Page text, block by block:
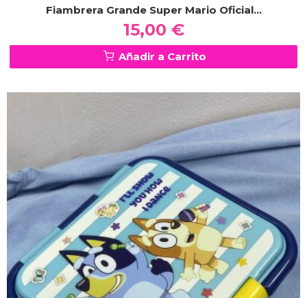
Fiambrera Grande Super Mario Oficial...
15,00 €
Añadir a Carrito